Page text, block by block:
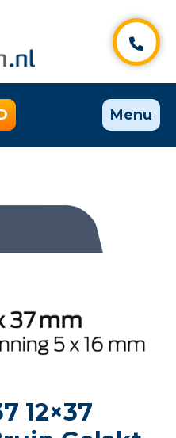
Menu
12×37